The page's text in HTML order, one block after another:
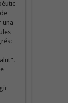
una